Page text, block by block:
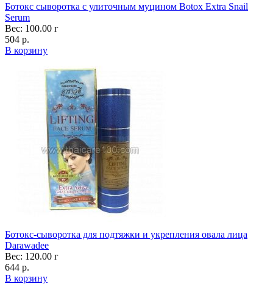
Ботокс сыворотка с улиточным муцином Botox Extra Snail
Serum
Вес: 100.00 г
504 р.
В корзину
Ботокс-сыворотка для подтяжки и укрепления овала лица
Darawadee
Вес: 120.00 г
644 р.
В корзину